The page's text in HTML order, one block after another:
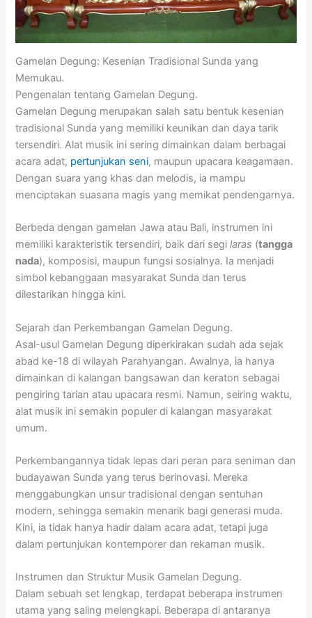
Gamelan Degung: Kesenian Tradisional Sunda yang
Memukau.
Pengenalan tentang Gamelan Degung.
Gamelan Degung merupakan salah satu bentuk kesenian
tradisional Sunda yang memiliki keunikan dan daya tarik
tersendiri. Alat musik ini sering dimainkan dalam berbagai
acara adat, pertunjukan seni, maupun upacara keagamaan.
Dengan suara yang khas dan melodis, ia mampu
menciptakan suasana magis yang memikat pendengarnya.
Berbeda dengan gamelan Jawa atau Bali, instrumen ini
memiliki karakteristik tersendiri, baik dari segilaras (tangga
nada), komposisi, maupun fungsi sosialnya. Ia menjadi
simbol kebanggaan masyarakat Sunda dan terus
dilestarikan hingga kini.
Sejarah dan Perkembangan Gamelan Degung.
Asal-usul Gamelan Degung diperkirakan sudah ada sejak
abad ke-18 di wilayah Parahyangan. Awalnya, ia hanya
dimainkan di kalangan bangsawan dan keraton sebagai
pengiring tarian atau upacara resmi. Namun, seiring waktu,
alat musik ini semakin populer di kalangan masyarakat
umum.
Perkembangannya tidak lepas dari peran para seniman dan
budayawan Sunda yang terus berinovasi. Mereka
menggabungkan unsur tradisional dengan sentuhan
modern, sehingga semakin menarik bagi generasi muda.
Kini, ia tidak hanya hadir dalam acara adat, tetapi juga
dalam pertunjukan kontemporer dan rekaman musik.
Instrumen dan Struktur Musik Gamelan Degung.
Dalam sebuah set lengkap, terdapat beberapa instrumen
utama yang saling melengkapi. Beberapa di antaranya